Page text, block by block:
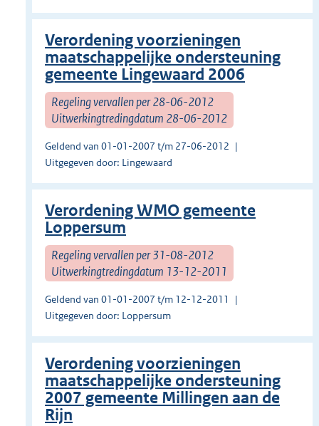
Verordening voorzieningen
maatschappelijke ondersteuning
gemeente Lingewaard 2006
Regeling vervallen per 28-06-2012
Uitwerkingtredingdatum 28-06-2012
Geldend van 01-01-2007 t/m 27-06-2012
Uitgegeven door: Lingewaard
Verordening WMO gemeente
Loppersum
Regeling vervallen per 31-08-2012
Uitwerkingtredingdatum 13-12-2011
Geldend van 01-01-2007 t/m 12-12-2011
Uitgegeven door: Loppersum
Verordening voorzieningen
maatschappelijke ondersteuning
2007 gemeente Millingen aan de
Rijn